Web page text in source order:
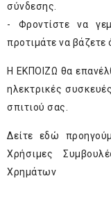
σύνδεσης.
- Φροντίστε να
προτιμάτε να
Η ΕΚΠΟΙΖΩ θα
ηλεκτρικές
σπιτιού σας.
Δείτε εδώ
Χρήσιμες
Χρημάτων